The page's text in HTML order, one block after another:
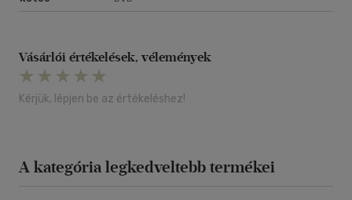
Vásárlói értékelések, vélemények
Kérjük, lépjen be az értékeléshez!
A kategória legkedveltebb termékei